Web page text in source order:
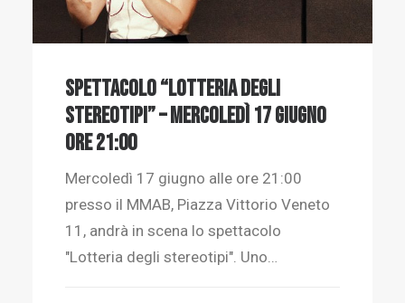
SPETTACOLO “LOTTERIA DEGLI
STEREOTIPI” – MERCOLEDÌ 17 GIUGNO
ORE 21:00
Mercoledì 17 giugno alle ore 21:00
presso il MMAB, Piazza Vittorio Veneto
11, andrà in scena lo spettacolo
"Lotteria degli stereotipi". Uno…